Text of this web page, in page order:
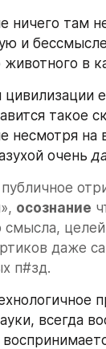
ничего там
и
в
цивилизации
такое
несмотря на
очень
осознание
смысла,
даже
п#зд.
всегда